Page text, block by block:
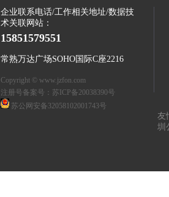
企业联系电话/工作相关地址/数据技
术关联网站：
15851579551
常熟万达广场SOHO国际C座2216
Copyright © www.jzfon.com
注册号备案号： 苏ICP备20038390号
苏公网安备32058102001743号
友
圳